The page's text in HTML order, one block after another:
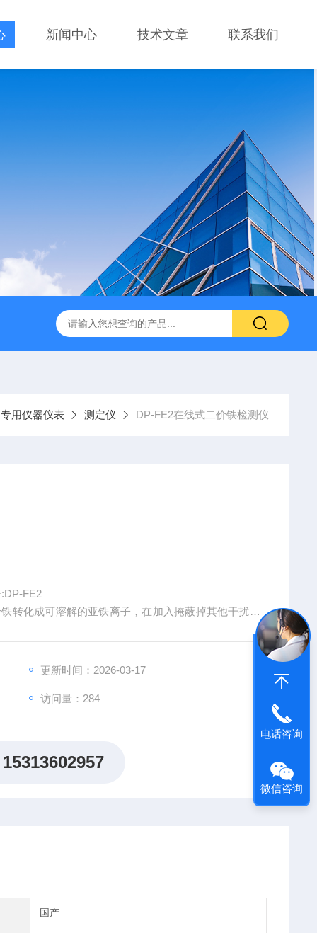
新闻中心 技术文章 联系我们
DP-BCGY-1便携式测仪/测仪 DP-DFYF-109ZS
专用仪器仪表 测定仪 DP-FE2在线式二价铁检测仪
FE2
转化成可溶解的亚铁离子，在加入掩蔽掉其他干扰离
更新时间：2026-03-17
访问量：284
15313602957
国产
电话咨询
微信咨询